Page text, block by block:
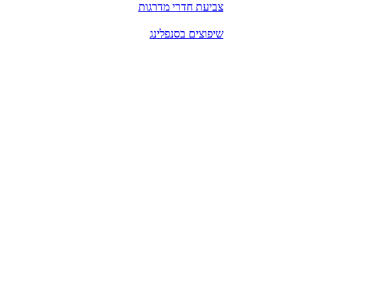
צביעת חדרי מדרגות
שיפוצים בסנפלינג